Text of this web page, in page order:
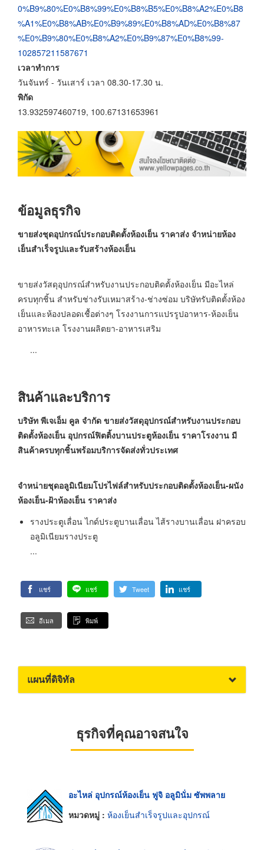
0%B9%80%E0%B8%99%E0%B8%B5%E0%B8%A2%E0%B8
%A1%E0%B8%AB%E0%B9%89%E0%B8%AD%E0%B8%87
%E0%B9%80%E0%B8%A2%E0%B9%87%E0%B8%99-
102857211587671
เวลาทำการ
วันจันทร์ - วันเสาร์ เวลา 08.30-17.30 น.
พิกัด
13.932597460719, 100.67131653961
ข้อมูลธุรกิจ
ขายส่งชุดอุปกรณ์ประกอบติดตั้งห้องเย็น ราคาส่ง จำหน่ายห้อง
เย็นสำเร็จรูปและรับสร้างห้องเย็น
ขายส่งวัสดุอุปกรณ์สำหรับงานประกอบติดตั้งห้องเย็น มีอะไหล่
ครบทุกชิ้น สำหรับช่างรับเหมาสร้าง-ช่างซ่อม บริษัทรับติดตั้งห้อง
เย็นและห้องปลอดเชื้อต่างๆ โรงงานการแปรรูปอาหาร-ห้องเย็น
อาหารทะเล โรงงานผลิตยา-อาหารเสริม
...
สินค้าและบริการ
บริษัท พีเจเอ็ม คูล จำกัด ขายส่งวัสดุอุปกรณ์สำหรับงานประกอบ
ติดตั้งห้องเย็น อุปกรณ์ฟิตติ้งบานประตูห้องเย็น ราคาโรงงาน มี
สินค้าครบทุกชิ้นพร้อมบริการจัดส่งทั่วประเทศ
จำหน่ายชุดอลูมิเนียมโปรไฟล์สำหรับประกอบติดตั้งห้องเย็น-ผนัง
ห้องเย็น-ฝ้าห้องเย็น ราคาส่ง
รางประตูเลื่อน ไกด์ประตูบานเลื่อน ไส้รางบานเลื่อน ฝาครอบ
อลูมิเนียมรางประตู
...
แชร์ แชร์ Tweet แชร์
อีเมล พิมพ์
แผนที่ดิจิทัล
ธุรกิจที่คุณอาจสนใจ
อะไหล่ อุปกรณ์ห้องเย็น ฟูจิ อลูมินั่ม ซัพพลาย
หมวดหมู่ : ห้องเย็นสำเร็จรูปและอุปกรณ์